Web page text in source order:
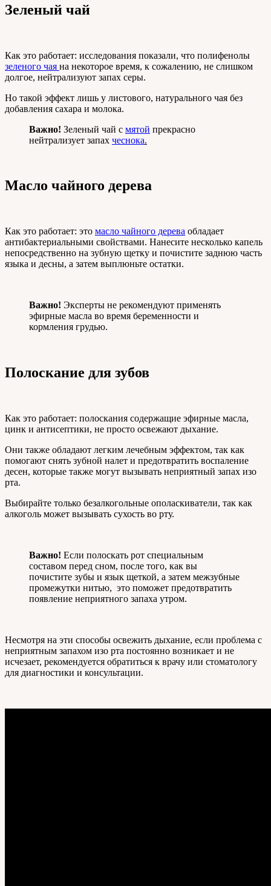
Зеленый чай
Как это работает: исследования показали, что полифенолы
зеленого чая на некоторое время, к сожалению, не слишком
долгое, нейтрализуют запах серы.
Но такой эффект лишь у листового, натурального чая без
добавления сахара и молока.
Важно! Зеленый чай с мятой прекрасно
нейтрализует запах чеснока.
Масло чайного дерева
Как это работает: это масло чайного дерева обладает
антибактериальными свойствами. Нанесите несколько капель
непосредственно на зубную щетку и почистите заднюю часть
языка и десны, а затем выплюньте остатки.
Важно! Эксперты не рекомендуют применять
эфирные масла во время беременности и
кормления грудью.
Полоскание для зубов
Как это работает: полоскания содержащие эфирные масла,
цинк и антисептики, не просто освежают дыхание.
Они также обладают легким лечебным эффектом, так как
помогают снять зубной налет и предотвратить воспаление
десен, которые также могут вызывать неприятный запах изо
рта.
Выбирайте только безалкогольные ополаскиватели, так как
алкоголь может вызывать сухость во рту.
Важно! Если полоскать рот специальным
составом перед сном, после того, как вы
почистите зубы и язык щеткой, а затем межзубные
промежутки нитью, это поможет предотвратить
появление неприятного запаха утром.
Несмотря на эти способы освежить дыхание, если проблема с
неприятным запахом изо рта постоянно возникает и не
исчезает, рекомендуется обратиться к врачу или стоматологу
для диагностики и консультации.